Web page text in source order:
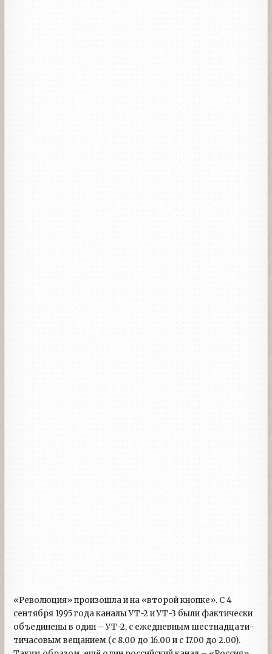
«Революция» произошла и на «второй кнопке». С 4
сентября 1995 года каналы УТ-2 и УТ-3 были фактически
объединены в один – УТ-2, с ежедневным шестнадцати-
тичасовым вещанием (с 8.00 до 16.00 и с 17.00 до 2.00).